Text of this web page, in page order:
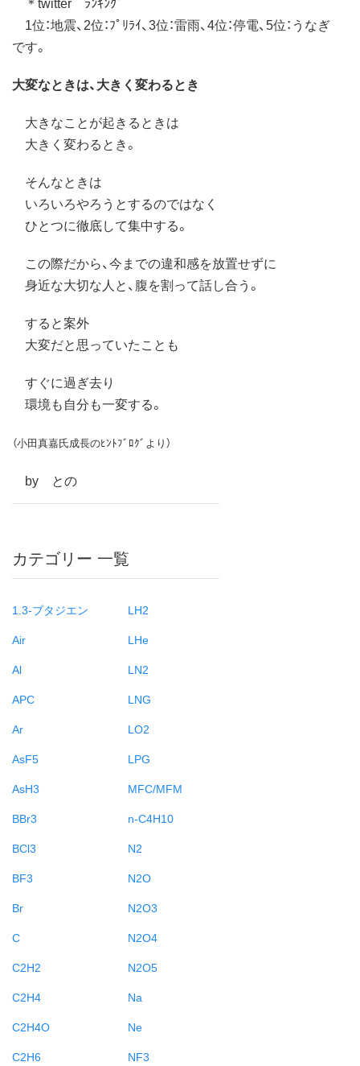
1位：地震、2位：ﾌﾟﾘﾗｲ、3位：雷雨、4位：停電、5位：うなぎ
です。
大変なときは、大きく変わるとき
大きなことが起きるときは
大きく変わるとき。
そんなときは
いろいろやろうとするのではなく
ひとつに徹底して集中する。
この際だから、今までの違和感を放置せずに
身近な大切な人と、腹を割って話し合う。
すると案外
大変だと思っていたことも
すぐに過ぎ去り
環境も自分も一変する。
（小田真嘉氏成長のﾋﾝﾄﾌﾞﾛｸﾞより）
by との
カテゴリー 一覧
1.3-ブタジエン
Air
Al
APC
Ar
AsF5
AsH3
BBr3
BCl3
BF3
Br
C
C2H2
C2H4
C2H4O
C2H6
LH2
LHe
LN2
LNG
LO2
LPG
MFC/MFM
n-C4H10
N2
N2O
N2O3
N2O4
N2O5
Na
Ne
NF3